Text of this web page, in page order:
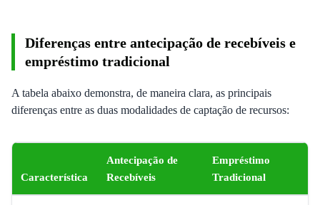
Diferenças entre antecipação de recebíveis e
empréstimo tradicional
A tabela abaixo demonstra, de maneira clara, as principais
diferenças entre as duas modalidades de captação de recursos:
Característica
Antecipação de
Recebíveis
Empréstimo
Tradicional